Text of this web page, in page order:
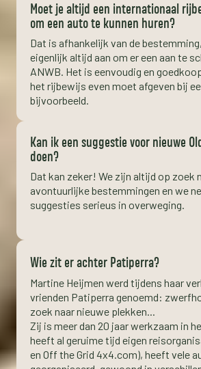
Moet je altijd een internationaal
om een auto te kunnen huren?
Dat is afhankelijk van de
eigenlijk altijd aan om er een aan te
ANWB. Het is eenvoudig en
het rijbewijs even moet afgeven bij
bijvoorbeeld.
Kan ik een suggestie voor nieuwe
doen?
Dat kan zeker! We zijn altijd op zoek
avontuurlijke bestemmingen en we
suggesties serieus in overweging.
Wie zit er achter Patiperra?
Martine Heijmen werd tijdens haar
vrienden Patiperra genoemd:
zoek naar nieuwe plekken...
Zij is meer dan 20 jaar werkzaam in
heeft al geruime tijd eigen
en Off the Grid 4x4.com), heeft vele